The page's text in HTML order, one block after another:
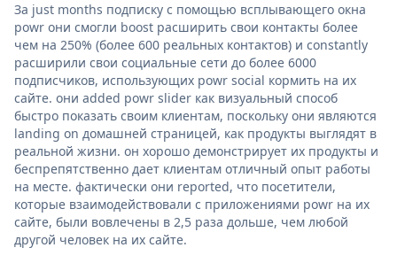
За just months подписку с помощью всплывающего окна
powr они смогли boost расширить свои контакты более
чем на 250% (более 600 реальных контактов) и constantly
расширили свои социальные сети до более 6000
подписчиков, использующих powr social кормить на их
сайте. они added powr slider как визуальный способ
быстро показать своим клиентам, поскольку они являются
landing on домашней страницей, как продукты выглядят в
реальной жизни. он хорошо демонстрирует их продукты и
беспрепятственно дает клиентам отличный опыт работы
на месте. фактически они reported, что посетители,
которые взаимодействовали с приложениями powr на их
сайте, были вовлечены в 2,5 раза дольше, чем любой
другой человек на их сайте.